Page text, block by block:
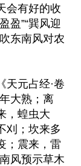
会有好的收
盈”“巽风迎
东南风对农
天元占经·卷
大熟；离
，蝗虫大
刈；坎来多
；震来，雷
风预示草木